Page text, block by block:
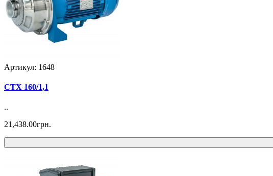
Артикул: 1648
CTX 160/1,1
..
21,438.00грн.